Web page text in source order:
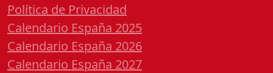
Política de Privacidad
Calendario España 2025
Calendario España 2026
Calendario España 2027